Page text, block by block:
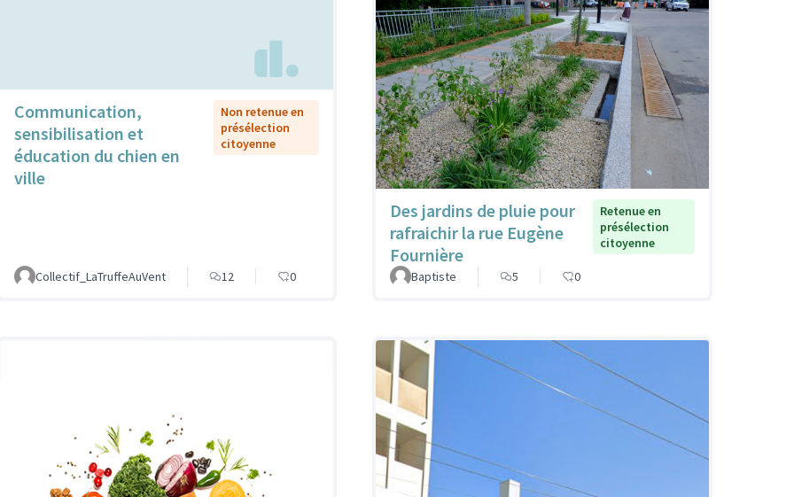
Communication,
sensibilisation et
éducation du chien en
ville
Non retenue en
présélection
citoyenne
Collectif_LaTruffeAuVent 12 0
Des jardins de pluie pour
rafraichir la rue Eugène
Fournière
Retenue en
présélection
citoyenne
Baptiste 5 0